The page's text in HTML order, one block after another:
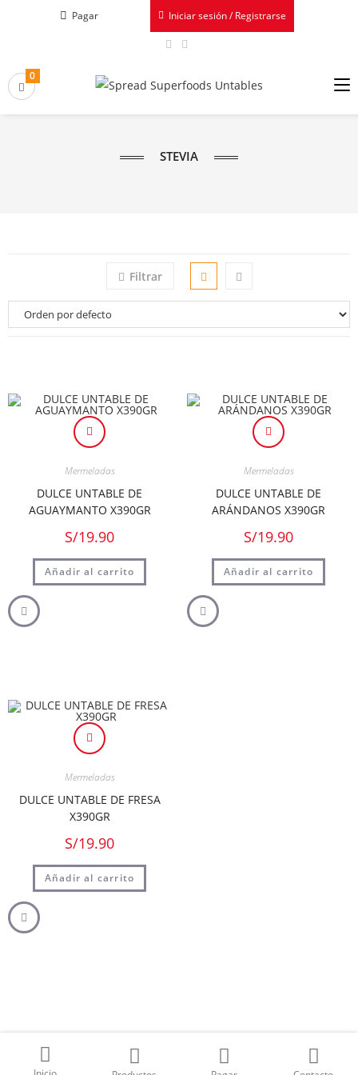
Pagar Iniciar sesión / Registrarse
0
STEVIA
Filtrar
Mermeladas
DULCE UNTABLE DE
AGUAYMANTO X390GR
S/19.90
Añadir al carrito
Mermeladas
DULCE UNTABLE DE
ARÁNDANOS X390GR
S/19.90
Añadir al carrito
Mermeladas
DULCE UNTABLE DE FRESA
X390GR
S/19.90
Añadir al carrito
© Copyright 2026 - All Rights Reserved - Powered by Spread Perú